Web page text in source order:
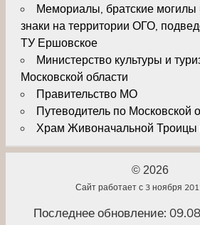
Мемориалы, братские
знаки на территории ОГО,
ТУ Ершовское
Министерство культуры и
Московской области
Правительство МО
Путеводитель по Московской
Храм Живоначальной
© 2026
Сайт работает с 3 ноября
Последнее обновление: